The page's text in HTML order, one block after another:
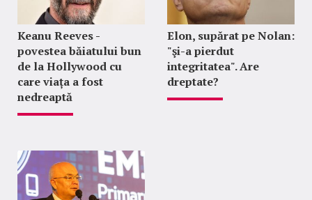
Keanu Reeves -
povestea băiatului bun
de la Hollywood cu
care viața a fost
nedreaptă
Elon, supărat pe Nolan:
"şi-a pierdut
integritatea". Are
dreptate?